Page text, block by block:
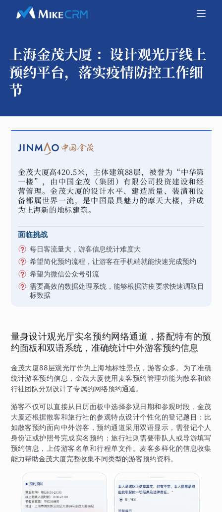
上海金茂大厦 ： 设计观光厅线上
预约平台，落实疫情防控工作细
节
金茂大厦高420.5米，主体建筑88层，被誉为“中华第
一楼”，由中国金茂（集团）有限公司投资建设和经
营管理。金茂大厦的设计水平、建造质量、装潢和设
备都属世界一流，是中国最具魅力的摩天大楼，并成
为上海新的地标建筑。
面临挑战
每日客流量大，游客信息统计难度大
希望简化预约流程，让游客在手机端就能快速完成预约
希望为微信公众号引流
需要高效的数据处理系统，能够根据防疫要求快速调取目
标数据
量身设计观光厅实名预约网络通道，搭配特有的预
约面板和双语系统，准确统计中外游客预约信息
金茂大厦88层观光厅作为上海地标性景点，游客众多。为了准确
统计游客预约信息，金茂大厦使用麦客预约管理功能为散客和旅
行社团队分别设计了专属的网络预约通道。
游客不仅可以直接从日历面板中选择参观日期和参观时段，金茂
大厦还根据散客和旅行社的参观特点设计个性化的登记题目：比
如散客预约面向中外游客，预约通道采用双语显示，需登记个人
身份证或护照号完成实名预约；旅行社则需要带队人或导游填写
预约信息，上传游客名单和行程单文件。麦客多样化的信息收集
能力帮助金茂大厦完整收集不同类型的游客预约资料。